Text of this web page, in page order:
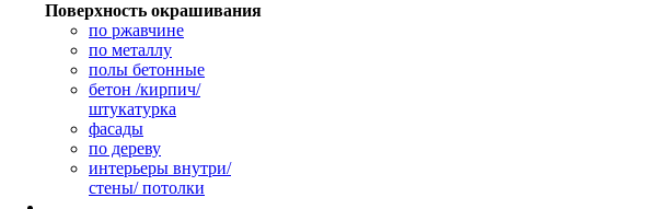
Поверхность окрашивания
по ржавчине
по металлу
полы бетонные
бетон /кирпич/
штукатурка
фасады
по дереву
интерьеры внутри/
стены/ потолки